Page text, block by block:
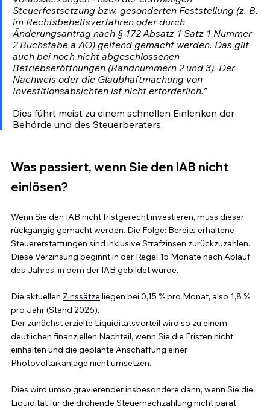
Steuerfestsetzung bzw. gesonderten Feststellung (z. B.
im Rechtsbehelfsverfahren oder durch
Änderungsantrag nach § 172 Absatz 1 Satz 1 Nummer
2 Buchstabe a AO) geltend gemacht werden. Das gilt
auch bei noch nicht abgeschlossenen
Betriebseröffnungen (Randnummern 2 und 3). Der
Nachweis oder die Glaubhaftmachung von
Investitionsabsichten ist nicht erforderlich.”
Dies führt meist zu einem schnellen Einlenken der
Behörde und des Steuerberaters.
Was passiert, wenn Sie den IAB nicht
einlösen?
Wenn Sie den IAB nicht fristgerecht investieren, muss dieser
rückgängig gemacht werden. Die Folge: Bereits erhaltene
Steuererstattungen sind inklusive Strafzinsen zurückzuzahlen.
Diese Verzinsung beginnt in der Regel 15 Monate nach Ablauf
des Jahres, in dem der IAB gebildet wurde.
Die aktuellen Zinssätze liegen bei 0,15 % pro Monat, also 1,8 %
pro Jahr (Stand 2026).
Der zunächst erzielte Liquiditätsvorteil wird so zu einem
deutlichen finanziellen Nachteil, wenn Sie die Fristen nicht
einhalten und die geplante Anschaffung einer
Photovoltaikanlage nicht umsetzen.
Dies wird umso gravierender insbesondere dann, wenn Sie die
Liquidität für die drohende Steuernachzahlung nicht parat